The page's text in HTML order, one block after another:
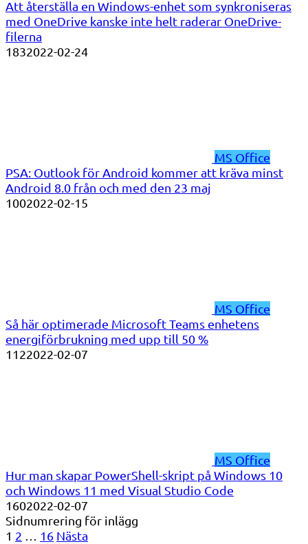
Att återställa en Windows-enhet som synkroniseras
med OneDrive kanske inte helt raderar OneDrive-
filerna
1832022-02-24
MS Office
PSA: Outlook för Android kommer att kräva minst
Android 8.0 från och med den 23 maj
1002022-02-15
MS Office
Så här optimerade Microsoft Teams enhetens
energiförbrukning med upp till 50 %
1122022-02-07
MS Office
Hur man skapar PowerShell-skript på Windows 10
och Windows 11 med Visual Studio Code
1602022-02-07
Sidnumrering för inlägg
1 2 … 16 Nästa